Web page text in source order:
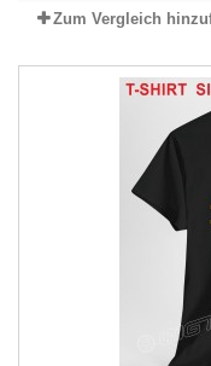
Zum Vergleich